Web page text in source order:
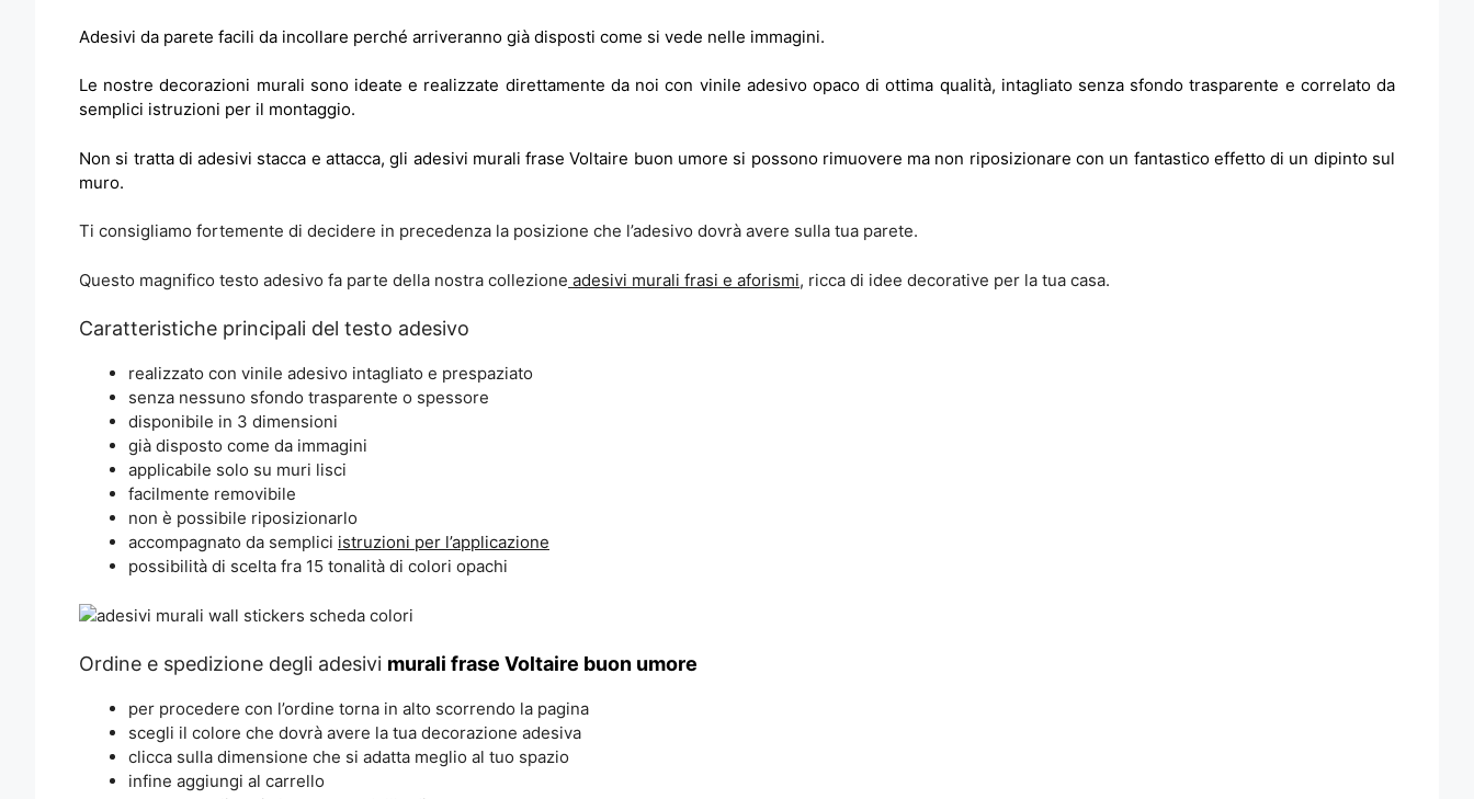
Adesivi da parete facili da incollare perché arriveranno già disposti come si vede nelle immagini.
Le nostre decorazioni murali sono ideate e realizzate direttamente da noi con vinile adesivo opaco di ottima qualità, intagliato senza sfondo trasparente e correlato da
semplici istruzioni per il montaggio.
Non si tratta di adesivi stacca e attacca, gli adesivi murali frase Voltaire buon umore si possono rimuovere ma non riposizionare con un fantastico effetto di un dipinto sul
muro.
Ti consigliamo fortemente di decidere in precedenza la posizione che l’adesivo dovrà avere sulla tua parete.
Questo magnifico testo adesivo fa parte della nostra collezione adesivi murali frasi e aforismi, ricca di idee decorative per la tua casa.
Caratteristiche principali del testo adesivo
realizzato con vinile adesivo intagliato e prespaziato
senza nessuno sfondo trasparente o spessore
disponibile in 3 dimensioni
già disposto come da immagini
applicabile solo su muri lisci
facilmente removibile
non è possibile riposizionarlo
accompagnato da semplici istruzioni per l’applicazione
possibilità di scelta fra 15 tonalità di colori opachi
Ordine e spedizione degli adesivi murali frase Voltaire buon umore
per procedere con l’ordine torna in alto scorrendo la pagina
scegli il colore che dovrà avere la tua decorazione adesiva
clicca sulla dimensione che si adatta meglio al tuo spazio
infine aggiungi al carrello